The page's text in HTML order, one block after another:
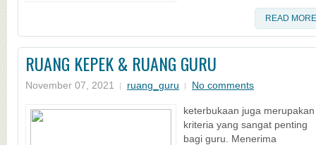
READ MORE
RUANG KEPEK & RUANG GURU
November 07, 2021 ruang_guru No comments
keterbukaan juga merupakan
kriteria yang sangat penting
bagi guru. Menerima